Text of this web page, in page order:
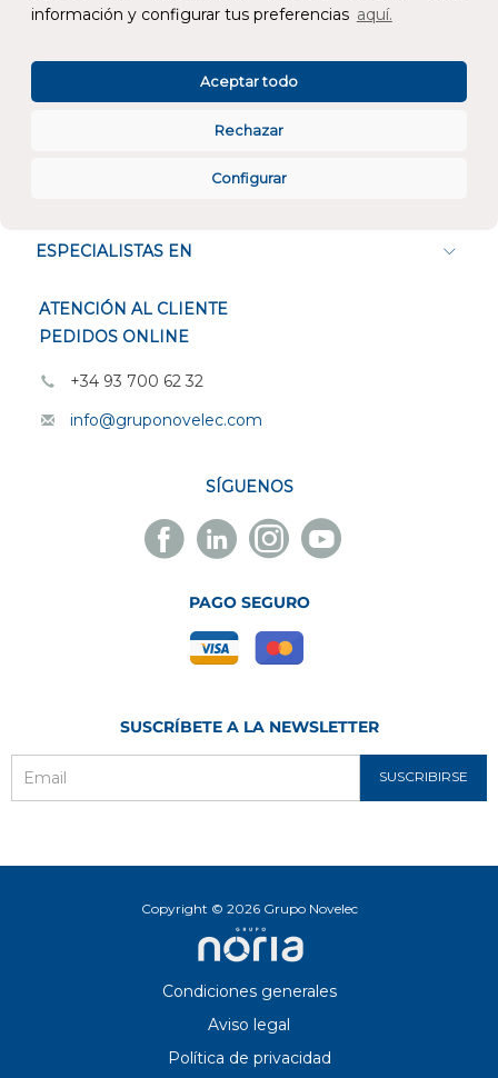
información y configurar tus preferencias aquí.
Configurar
Rechazar
Aceptar todo
Atención al cliente
ESPECIALISTAS EN
ATENCIÓN AL CLIENTE
PEDIDOS ONLINE
+34 93 700 62 32
info@gruponovelec.com
SÍGUENOS
Facebook
Novelec
Linkedin
Novelec
Instagram
Novelec
Youtube
Novelec
PAGO SEGURO
SUSCRÍBETE A LA NEWSLETTER
SUSCRIBIRSE
Copyright © 2026 Grupo Novelec
Condiciones generales
Aviso legal
Política de privacidad